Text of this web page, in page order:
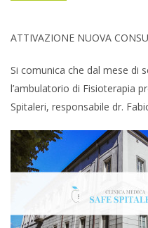
ATTIVAZIONE NUOVA
Si comunica che dal mese di
l’ambulatorio di Fisioterapia
Spitaleri, responsabile dr.